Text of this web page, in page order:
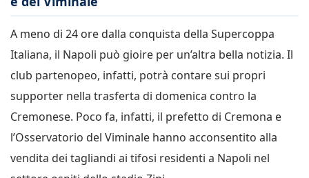
A meno di 24 ore dalla conquista della Supercoppa
Italiana, il Napoli può gioire per un’altra bella notizia. Il
club partenopeo, infatti, potrà contare sui propri
supporter nella trasferta di domenica contro la
Cremonese. Poco fa, infatti, il prefetto di Cremona e
l’Osservatorio del Viminale hanno acconsentito alla
vendita dei tagliandi ai tifosi residenti a Napoli nel